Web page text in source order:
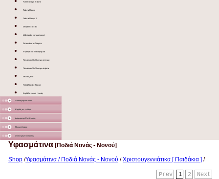
Λαδόπανα με Στάμπα
Τσάντα Πουγκί
Τσάντα Πουγκί 2
Μικρό Πετσετάκι
Μαξιλαράκι για Μαρτυρικά
Ζιπουνάκια με Στάμπα
Υφασμάτινα Διακοσμητικά
Πετσετάκι 30x30cm με κέντημα
Πετσετάκι 30x30cm με στάμπα
Μπλουζάκια
Ποδιά Νονάς - Νονού
Κορδέλα Νονού - Νονάς
Διακοσμητικά Σταντ
Καμβάς σε τελάρο
Διάφορα με Εκτύπωση
Γλειφιτζούρια
Στολισμός Εκκλησίας
Υφασμάτινα [Ποδιά Νονάς - Νονού]
Shop /Υφασμάτινα / Ποδιά Νονάς - Νονού /Χριστουγεννιάτικα [ Παιδάκια ] /
Next
2
1
Prev